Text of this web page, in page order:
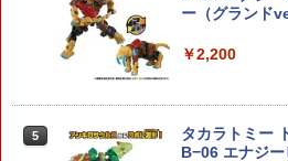
4
モデル〔
Gift+崩壊：ス
タ スターレイ
ィギュア
￥7,260
4
クラウンモデ
ン ピストルマ
ー（グランド
￥2,200
5
タカラトミー
B−06 エナジ